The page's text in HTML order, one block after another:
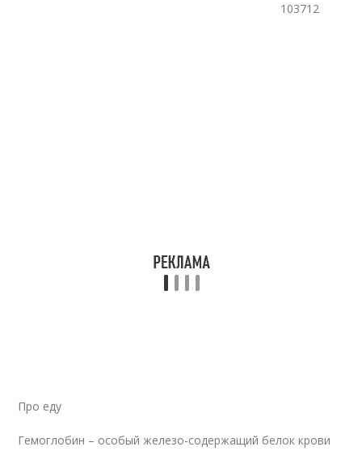
103712
Про еду
Гемоглобин – особый железо-содержащий белок крови